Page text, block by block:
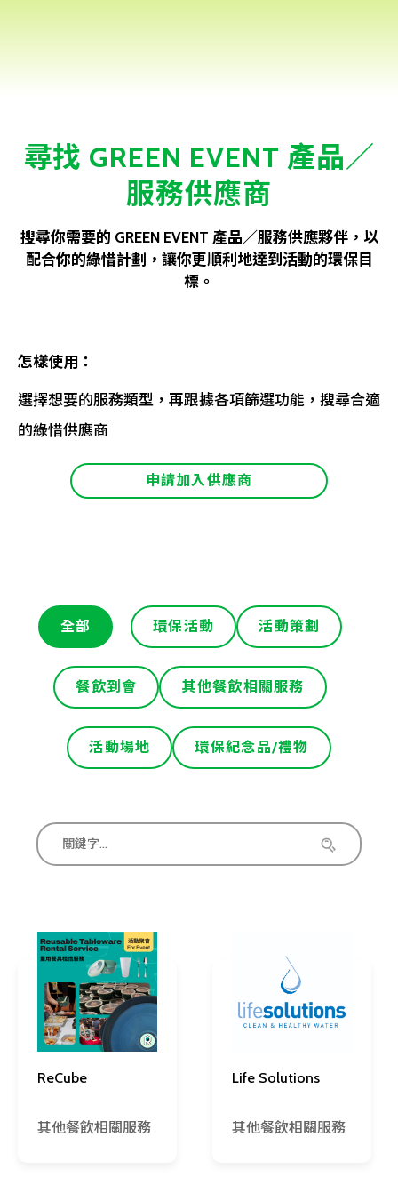
尋找 GREEN EVENT 產品／
服務供應商
搜尋你需要的 GREEN EVENT 產品／服務供應夥伴，以
配合你的綠惜計劃，讓你更順利地達到活動的環保目
標。
怎樣使用：
選擇想要的服務類型，再跟據各項篩選功能，搜尋合適
的綠惜供應商
申請加入供應商
全部 環保活動 活動策劃
餐飲到會 其他餐飲相關服務
活動場地 環保紀念品/禮物
ReCube
其他餐飲相關服務
Life Solutions
其他餐飲相關服務